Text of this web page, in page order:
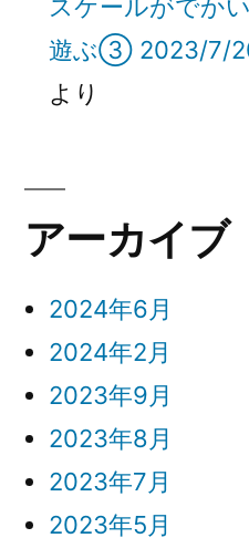
スケールがでか
遊ぶ③ 2023/7/
より
アーカイブ
2024年6月
2024年2月
2023年9月
2023年8月
2023年7月
2023年5月